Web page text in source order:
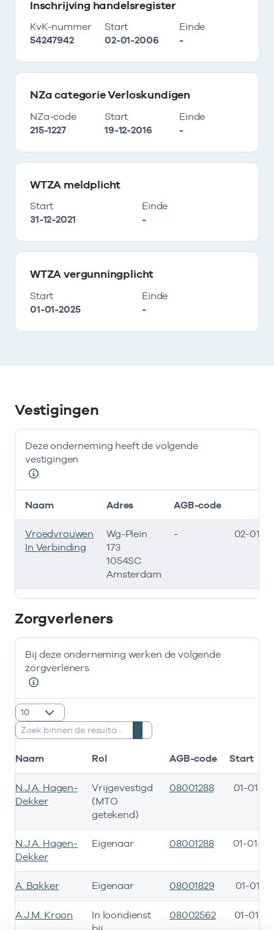
Inschrijving handelsregister
KvK-nummer
54247942
Start
02-01-2006
Einde
-
NZa categorie Verloskundigen
NZa-code
215-1227
Start
19-12-2016
Einde
-
WTZA meldplicht
Start
31-12-2021
Einde
-
WTZA vergunningplicht
Start
01-01-2025
Einde
-
Vestigingen
Deze onderneming heeft de volgende
vestigingen
Deze onderneming heeft de volgende vestigingen
Naam Adres AGB-code
Vroedvrouwen
In Verbinding
Wg-Plein
173
1054SC
Amsterdam
- 02-01-
Zorgverleners
Bij deze onderneming werken de volgende
zorgverleners
Zoeken:
Naam Rol AGB-code Start
N.J.A. Hagen-
Dekker
Vrijgevestigd
(MTO
getekend)
08001288 01-01-
N.J.A. Hagen-
Dekker
Eigenaar 08001288 01-01-
A. Bakker Eigenaar 08001829 01-01-
A.J.M. Kroon
In loondienst
08002562 01-01-